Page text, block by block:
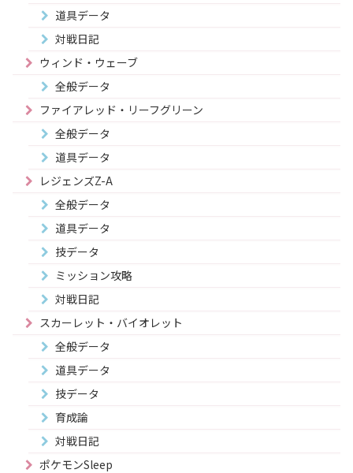
道具データ
対戦日記
ウィンド・ウェーブ
全般データ
ファイアレッド・リーフグリーン
全般データ
道具データ
レジェンズZ-A
全般データ
道具データ
技データ
ミッション攻略
対戦日記
スカーレット・バイオレット
全般データ
道具データ
技データ
育成論
対戦日記
ポケモンSleep